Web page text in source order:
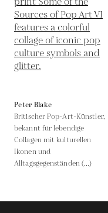
Peter Blake
Britischer Pop-Art-Künstler,
bekannt für lebendige
Collagen mit kulturellen
Ikonen und
Alltagsgegenständen (...)